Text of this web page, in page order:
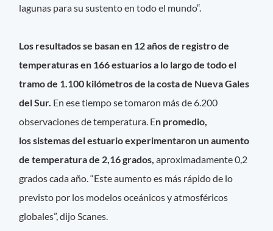
lagunas para su sustento en todo el mundo“.
Los resultados se basan en 12 años de registro de
temperaturas en 166 estuarios a lo largo de todo el
tramo de 1.100 kilómetros de la costa de Nueva Gales
del Sur. En ese tiempo se tomaron más de 6.200
observaciones de temperatura. En promedio,
los sistemas del estuario experimentaron un aumento
de temperatura de 2,16 grados, aproximadamente 0,2
grados cada año. “Este aumento es más rápido de lo
previsto por los modelos oceánicos y atmosféricos
globales”, dijo Scanes.